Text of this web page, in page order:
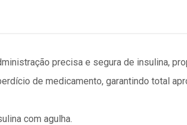
precisa e segura de insulina,
de medicamento, garantindo total
com agulha.